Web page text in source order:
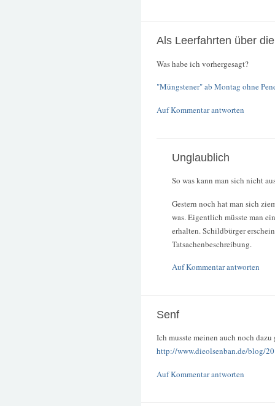
Als Leerfahrten über
Was habe ich vorhergesagt?
"Müngstener" ab Montag ohne
Auf Kommentar antworten
Unglaublich
So was kann man sich nicht
Gestern noch hat man sich
was. Eigentlich müsste man
erhalten. Schildbürger
Tatsachenbeschreibung.
Auf Kommentar antworten
Senf
Ich musste meinen auch noch dazu
http://www.dieolsenban.de/blog/
Auf Kommentar antworten